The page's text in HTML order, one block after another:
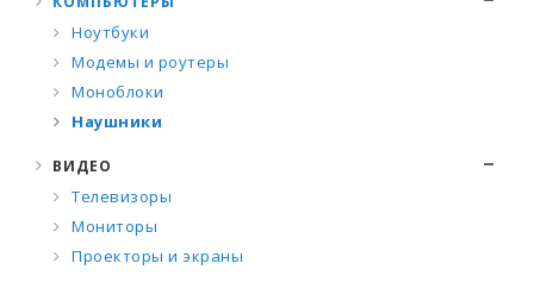
Ноутбуки
Модемы и роутеры
Моноблоки
Наушники
ВИДЕО
Телевизоры
Мониторы
Проекторы и экраны